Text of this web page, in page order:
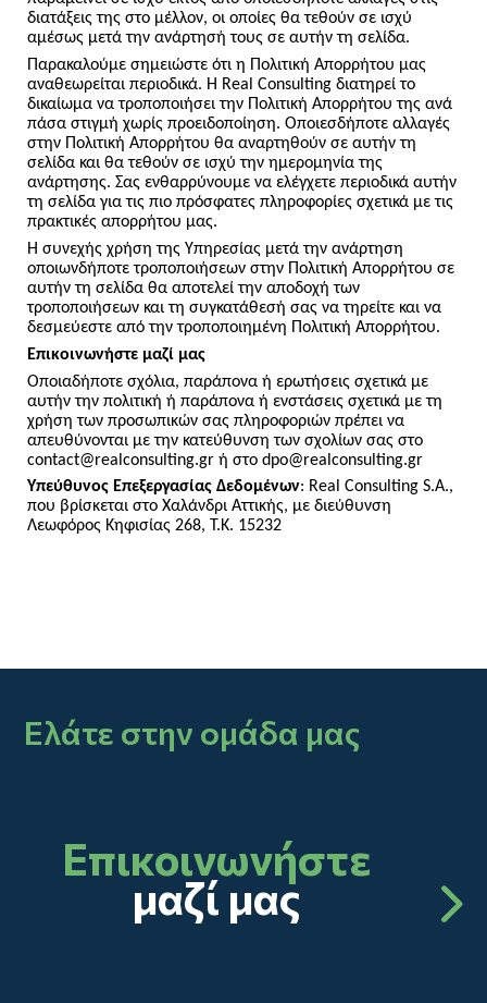
διατάξεις της στο μέλλον, οι οποίες θα τεθούν σε ισχύ
αμέσως μετά την ανάρτησή τους σε αυτήν τη σελίδα.
Παρακαλούμε σημειώστε ότι η Πολιτική Απορρήτου μας
αναθεωρείται περιοδικά. Η Real Consulting διατηρεί το
δικαίωμα να τροποποιήσει την Πολιτική Απορρήτου της ανά
πάσα στιγμή χωρίς προειδοποίηση. Οποιεσδήποτε αλλαγές
στην Πολιτική Απορρήτου θα αναρτηθούν σε αυτήν τη
σελίδα και θα τεθούν σε ισχύ την ημερομηνία της
ανάρτησης. Σας ενθαρρύνουμε να ελέγχετε περιοδικά αυτήν
τη σελίδα για τις πιο πρόσφατες πληροφορίες σχετικά με τις
πρακτικές απορρήτου μας.
Η συνεχής χρήση της Υπηρεσίας μετά την ανάρτηση
οποιωνδήποτε τροποποιήσεων στην Πολιτική Απορρήτου σε
αυτήν τη σελίδα θα αποτελεί την αποδοχή των
τροποποιήσεων και τη συγκατάθεσή σας να τηρείτε και να
δεσμεύεστε από την τροποποιημένη Πολιτική Απορρήτου.
Επικοινωνήστε μαζί μας
Οποιαδήποτε σχόλια, παράπονα ή ερωτήσεις σχετικά με
αυτήν την πολιτική ή παράπονα ή ενστάσεις σχετικά με τη
χρήση των προσωπικών σας πληροφοριών πρέπει να
απευθύνονται με την κατεύθυνση των σχολίων σας στο
contact@realconsulting.gr ή στο dpo@realconsulting.gr
Υπεύθυνος Επεξεργασίας Δεδομένων: Real Consulting S.A.,
που βρίσκεται στο Χαλάνδρι Αττικής, με διεύθυνση
Λεωφόρος Κηφισίας 268, Τ.Κ. 15232
Ελάτε στην ομάδα μας
Επικοινωνήστε
μαζί μας